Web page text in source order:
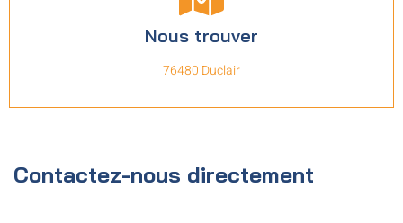
Nous trouver
76480 Duclair
Contactez-nous directement